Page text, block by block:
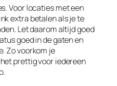
Voor locaties met een
extra betalen als je te
Let daarom altijd goed
goed in de gaten en
Zo voorkom je
prettig voor iedereen